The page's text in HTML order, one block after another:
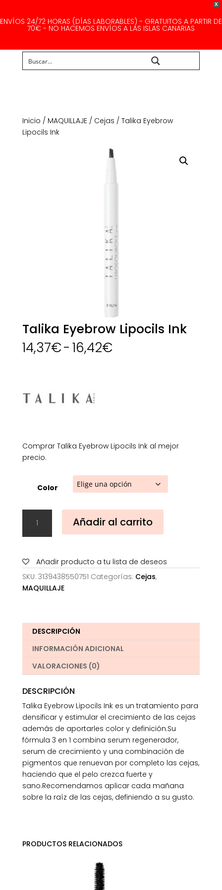
X
ENVÍOS 24/72 HORAS (DÍAS LABORABLES) - GRATUITOS A PARTIR DE
70€ - NO HACEMOS ENVÍOS A LAS ISLAS CANARIAS
Inicio / MAQUILLAJE/ Cejas / Talika Eyebrow
Lipocils Ink
Talika Eyebrow Lipocils Ink
14,37€-16,42€Rango
Comprar Talika Eyebrow Lipocils Ink al mejor
precio.
Color
Eyebrow
Lipocils
cantidad
Añadir al carrito
Añadir producto a tu lista de deseos
SKU: 3139438550751 Categorías: Cejas,
MAQUILLAJE
DESCRIPCIÓN
INFORMACIÓN ADICIONAL
VALORACIONES (0)
DESCRIPCIÓN
Talika Eyebrow Lipocils Ink es un tratamiento para
densificar y estimular el crecimiento de las cejas
además de aportarles color y definición.Su
fórmula 3 en 1 combina serum regenerador,
serum de crecimiento y una combinación de
pigmentos que renuevan por completo las cejas,
haciendo que el pelo crezca fuerte y
sano.Recomendamos aplicar cada mañana
sobre la raíz de las cejas, definiendo a su gusto.
PRODUCTOS RELACIONADOS